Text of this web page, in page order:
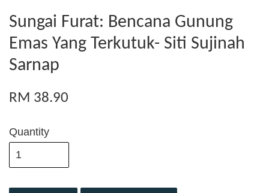
Sungai Furat: Bencana Gunung
Emas Yang Terkutuk- Siti Sujinah
Sarnap
RM 38.90
Quantity